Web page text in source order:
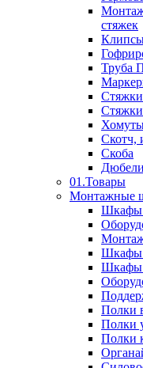
стяжек
Труба
Скотч,
Скоба
01.Товары
Монтажные
Шкафы
Шкафы
Шкафы
Полки
Полки
Полки